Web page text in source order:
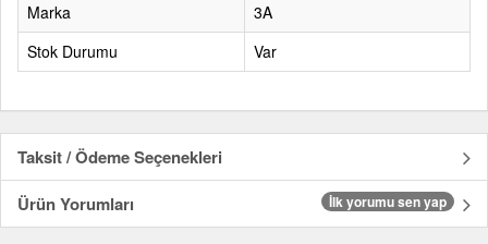
Marka
3A
Stok Durumu
Var
Taksit / Ödeme Seçenekleri
Ürün Yorumları
İlk yorumu sen yap